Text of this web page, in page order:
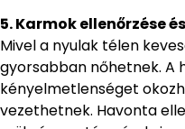
5. Karmok ellenőrzése
Mivel a nyulak télen
gyorsabban nőhetnek. A
kényelmetlenséget
vezethetnek. Havonta